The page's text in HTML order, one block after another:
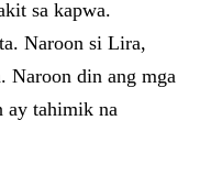
sa kapwa.
Naroon si Lira,
Naroon din ang mga
ay tahimik na